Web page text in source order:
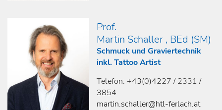
Prof.
Martin Schaller , BEd (SM)
Schmuck und Graviertechnik
inkl. Tattoo Artist
Telefon: +43(0)4227 / 2331 /
3854
martin.schaller@htl-ferlach.at